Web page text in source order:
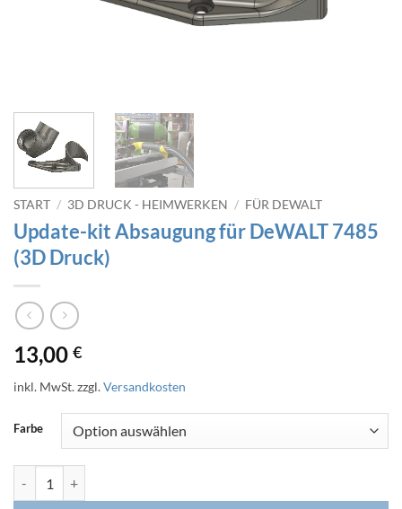
START / 3D DRUCK - HEIMWERKEN / FÜR DEWALT
Update-kit Absaugung für DeWALT 7485
(3D Druck)
13,00 €
inkl. MwSt.zzgl.Versandkosten
Farbe